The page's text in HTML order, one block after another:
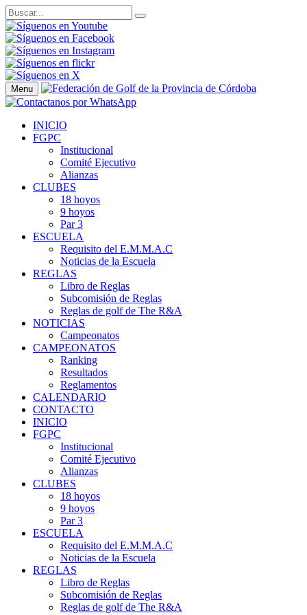
Menu
INICIO
FGPC
Institucional
Comité Ejecutivo
Alianzas
CLUBES
18 hoyos
9 hoyos
Par 3
ESCUELA
Requisito del E.M.M.A.C
Noticias de la Escuela
REGLAS
Libro de Reglas
Subcomisión de Reglas
Reglas de golf de The R&A
NOTICIAS
Campeonatos
CAMPEONATOS
Ranking
Resultados
Reglamentos
CALENDARIO
CONTACTO
INICIO
FGPC
Institucional
Comité Ejecutivo
Alianzas
CLUBES
18 hoyos
9 hoyos
Par 3
ESCUELA
Requisito del E.M.M.A.C
Noticias de la Escuela
REGLAS
Libro de Reglas
Subcomisión de Reglas
Reglas de golf de The R&A